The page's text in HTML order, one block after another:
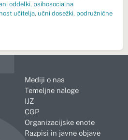
oddelki, psihosocialna
učitelja, učni dosežki, podružnične
Mediji o nas
Temeljne naloge
IJZ
CGP
Organizacijske enote
Razpisi in javne objave